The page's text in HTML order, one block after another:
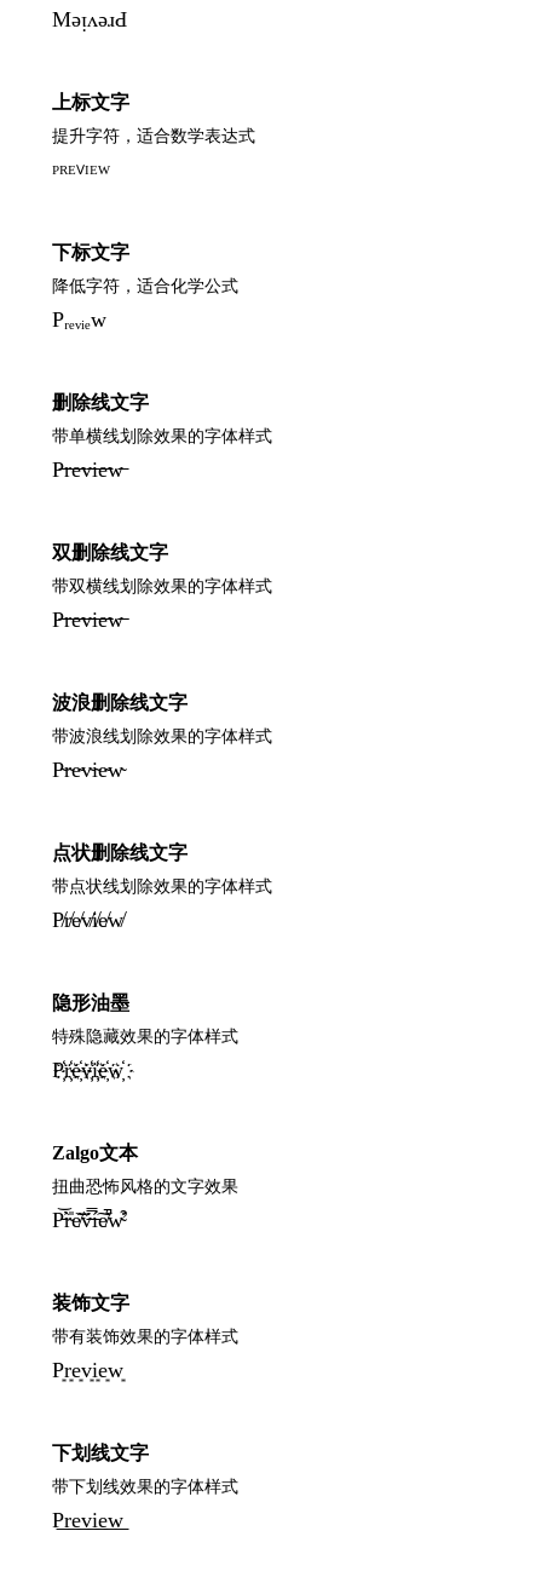
MǝᴉʌǝɹԀ
上标文字
提升字符，适合数学表达式
ᴾᴿᴱⱽᴵᴱᵂ
下标文字
降低字符，适合化学公式
Pᵣₑᵥᵢₑw
删除线文字
带单横线划除效果的字体样式
P̶r̶e̶v̶i̶e̶w̶
双删除线文字
带双横线划除效果的字体样式
P̶̶r̶̶e̶̶v̶̶i̶̶e̶̶w̶̶
波浪删除线文字
带波浪线划除效果的字体样式
P̴r̴e̴v̴i̴e̴w̴
点状删除线文字
带点状线划除效果的字体样式
P̸r̸e̸v̸i̸e̸w̸
隐形油墨
特殊隐藏效果的字体样式
P҉r҉e҉v҉i҉e҉w҉
Zalgo文本
扭曲恐怖风格的文字效果
P̵̕͝r̴̀̎e̸͂͝v̶̈́̿í̵͠e̸͛̚w̴̛͒
装饰文字
带有装饰效果的字体样式
P͙r͙e͙v͙i͙e͙w͙
下划线文字
带下划线效果的字体样式
P͟r͟e͟v͟i͟e͟w͟